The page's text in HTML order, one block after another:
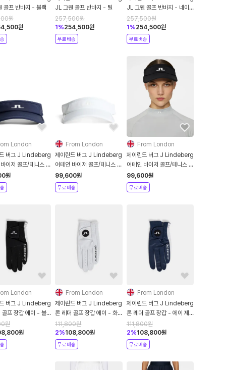
골프 반바지 - 블랙
원
원
JL 그웬 골프 반바지 - 틸
257,500원
1%254,500원
무료배송
JL 그웬 골프 반바지 - 네이
비
257,500원
1%254,500원
무료배송
London
버그 J Lindeberg
이저 골프/테니스 모
비
원
From London
제이린드 버그 J Lindeberg
어테인 바이저 골프/테니스 모
자 - 화이트
99,600원
무료배송
From London
제이린드 버그 J Lindeberg
어테인 바이저 골프/테니스 모
자 - 블랙
99,600원
무료배송
London
버그 J Lindeberg
골프 장갑 에이 - 블
원
원
From London
제이린드 버그 J Lindeberg
론 레더 골프 장갑 에이 - 화
이트
111,800원
2%108,800원
무료배송
From London
제이린드 버그 J Lindeberg
론 레더 골프 장갑 - 에이 제
이엘 네이비
111,800원
2%108,800원
무료배송